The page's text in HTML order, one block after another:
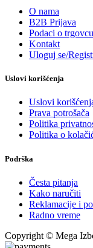
O nama
B2B Prijava
Podaci o trgovcu
Kontakt
Uloguj se/
Uslovi korišćenja
Uslovi
Prava potrošača
Politika
Politika o
Podrška
Česta pitanja
Kako naručiti
Reklamacije i
Radno vreme
Copyright © Mega